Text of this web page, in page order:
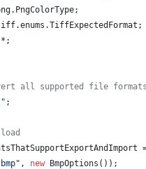
. PngColorType;
.enums .TiffExpectedFormat ;
all supported file
" ;
, new BmpOptions ());